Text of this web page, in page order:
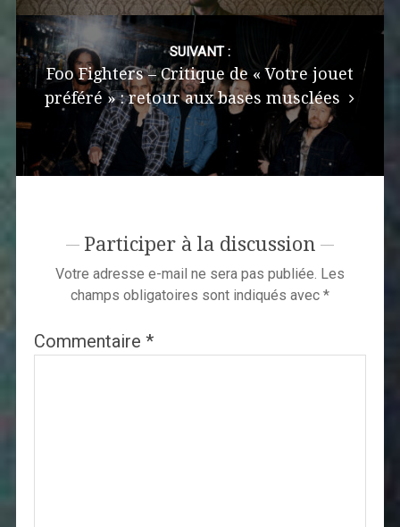
SUIVANT :
Foo Fighters – Critique de « Votre jouet
préféré » : retour aux bases musclées
Participer à la discussion
Votre adresse e-mail ne sera pas publiée. Les
champs obligatoires sont indiqués avec *
Commentaire *